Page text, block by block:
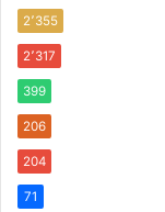
2٬355
2٬317
399
206
204
71